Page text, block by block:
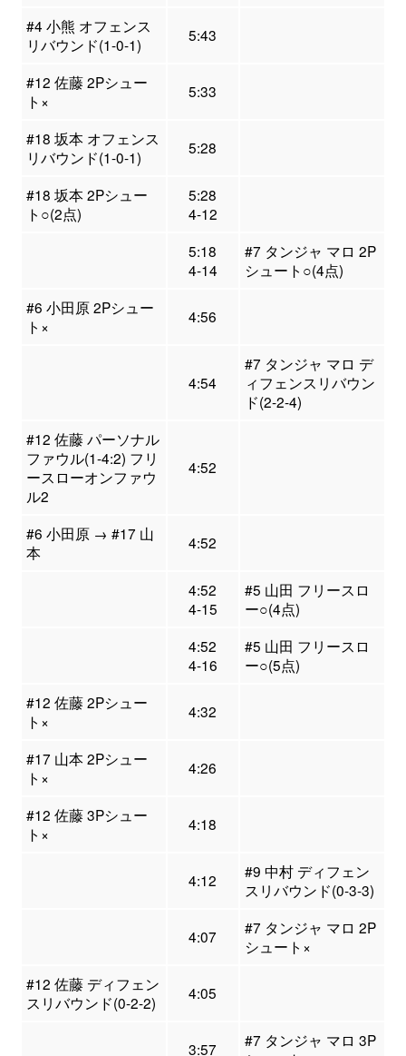
#4 小熊 オフェンス
リバウンド(1-0-1)
5:43
#12 佐藤 2Pシュー
ト×
5:33
#18 坂本 オフェンス
リバウンド(1-0-1)
5:28
#18 坂本 2Pシュー
ト○(2点)
5:28
4-12
5:18
4-14
#7 タンジャ マロ 2P
シュート○(4点)
#6 小田原 2Pシュー
ト×
4:56
4:54
#7 タンジャ マロ デ
ィフェンスリバウン
ド(2-2-4)
#12 佐藤 パーソナル
ファウル(1-4:2) フリ
ースローオンファウ
ル2
4:52
#6 小田原 → #17 山
本
4:52
4:52
4-15
#5 山田 フリースロ
ー○(4点)
4:52
4-16
#5 山田 フリースロ
ー○(5点)
#12 佐藤 2Pシュー
ト×
4:32
#17 山本 2Pシュー
ト×
4:26
#12 佐藤 3Pシュー
ト×
4:18
4:12
#9 中村 ディフェン
スリバウンド(0-3-3)
4:07
#7 タンジャ マロ 2P
シュート×
#12 佐藤 ディフェン
スリバウンド(0-2-2)
4:05
3:57
#7 タンジャ マロ 3P